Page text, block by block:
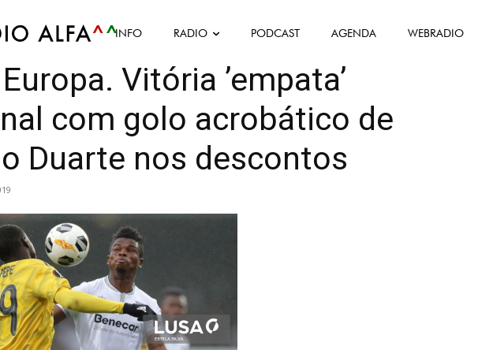
INFO RADIO PODCAST AGENDA WEBRADIO
Desportiva Futebol
Vitória ’empata’
com golo acrobático de
Duarte nos descontos